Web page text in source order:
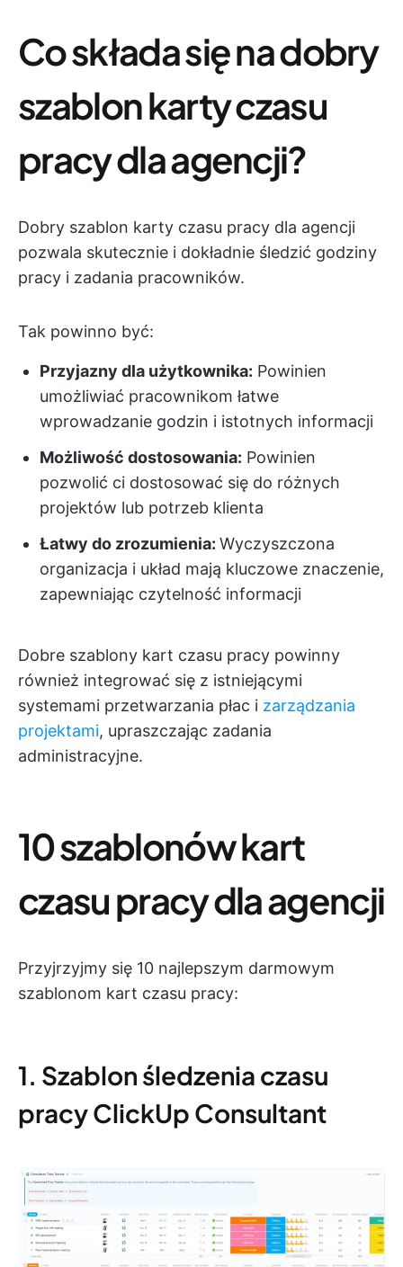
Co składa się na dobry
szablon karty czasu
pracy dla agencji?
Dobry szablon karty czasu pracy dla agencji
pozwala skutecznie i dokładnie śledzić godziny
pracy i zadania pracowników.
Tak powinno być:
Przyjazny dla użytkownika: Powinien
umożliwiać pracownikom łatwe
wprowadzanie godzin i istotnych informacji
Możliwość dostosowania: Powinien
pozwolić ci dostosować się do różnych
projektów lub potrzeb klienta
Łatwy do zrozumienia: Wyczyszczona
organizacja i układ mają kluczowe znaczenie,
zapewniając czytelność informacji
Dobre szablony kart czasu pracy powinny
również integrować się z istniejącymi
systemami przetwarzania płac i zarządzania
projektami, upraszczając zadania
administracyjne.
10 szablonów kart
czasu pracy dla agencji
Przyjrzyjmy się 10 najlepszym darmowym
szablonom kart czasu pracy:
1. Szablon śledzenia czasu
pracy ClickUp Consultant